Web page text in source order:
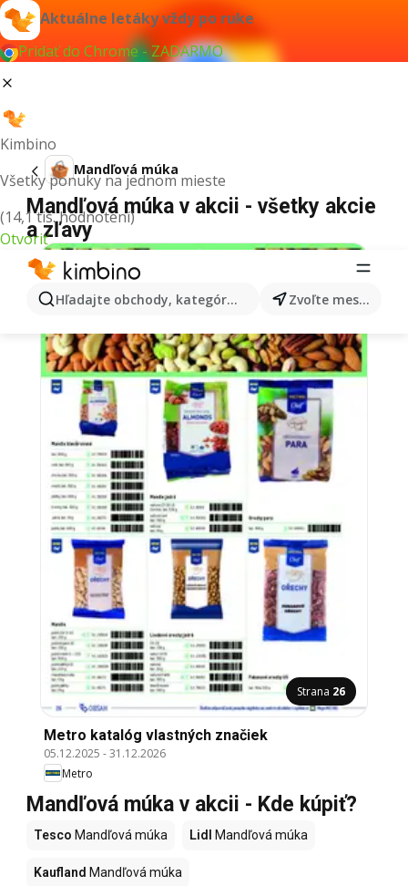
Aktuálne letáky vždy po ruke
Pridať do Chrome - ZADARMO
Kimbino
Všetky ponuky na jednom mieste
(14,1 tis. hodnotení)
Otvoriť
Hľadajte obchody, kategórie, produkty... Zvoľte mesto
Mandľová múka
Mandľová múka v akcii - všetky akcie
a zľavy
Strana 26
Metro katalóg vlastných značiek
05.12.2025 -31.12.2026
Metro
Mandľová múka v akcii - Kde kúpiť?
Tesco Mandľová múka Lidl Mandľová múka
Kaufland Mandľová múka